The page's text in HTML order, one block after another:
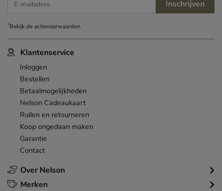
Over Nelson
Klantenservice
Inloggen
Bestellen
Betaalmogelijkheden
Nelson Cadeaukaart
Ruilen en retourneren
Koop ongedaan maken
Garantie
Contact
Merken
E-mailadres Inschrijven
*Bekijk deactievoorwaarden.